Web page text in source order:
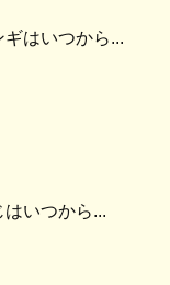
はいつから...
いつから...